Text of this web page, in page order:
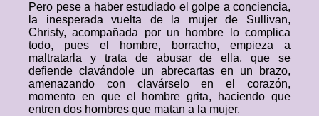
Pero pese a haber estudiado el golpe a conciencia,
la inesperada vuelta de la mujer de Sullivan,
Christy, acompañada por un hombre lo complica
todo, pues el hombre, borracho, empieza a
maltratarla y trata de abusar de ella, que se
defiende clavándole un abrecartas en un brazo,
amenazando con clavárselo en el corazón,
momento en que el hombre grita, haciendo que
entren dos hombres que matan a la mujer.